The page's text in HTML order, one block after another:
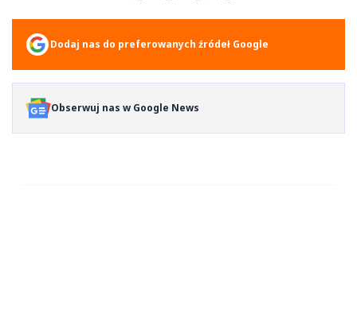
Dodaj nas do preferowanych źródeł Google
Obserwuj nas w Google News